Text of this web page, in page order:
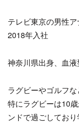
テレビ東京の男性
2018年入社
神奈川県出身、血
ラグビーやゴルフ
特にラグビーは10
ンドで過ごしてお